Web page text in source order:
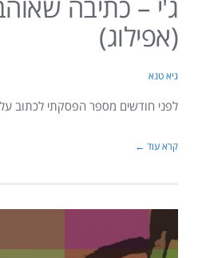
ג'י – כתיבה
(אפילוג)
גיא טנא
לפני חודשים מספר הפסקתי לכתוב
קרא עוד ←